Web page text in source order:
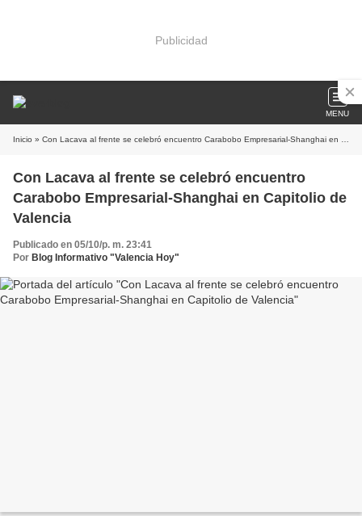
Publicidad
MENU
Inicio » Con Lacava al frente se celebró encuentro Carabobo Empresarial-Shanghai en Capitolio de Valencia
Con Lacava al frente se celebró encuentro
Carabobo Empresarial-Shanghai en Capitolio de
Valencia
Publicado en 05/10/p. m. 23:41
Por Blog Informativo "Valencia Hoy"